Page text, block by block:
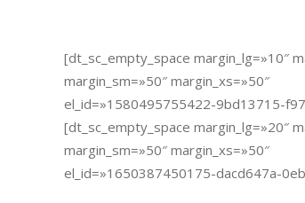
[dt_sc_empty_space margin_lg=»10″
margin_sm=»50″ margin_xs=»50″
el_id=»1580495755422-9bd13715-
[dt_sc_empty_space margin_lg=»20″
margin_sm=»50″ margin_xs=»50″
el_id=»1650387450175-dacd647a-